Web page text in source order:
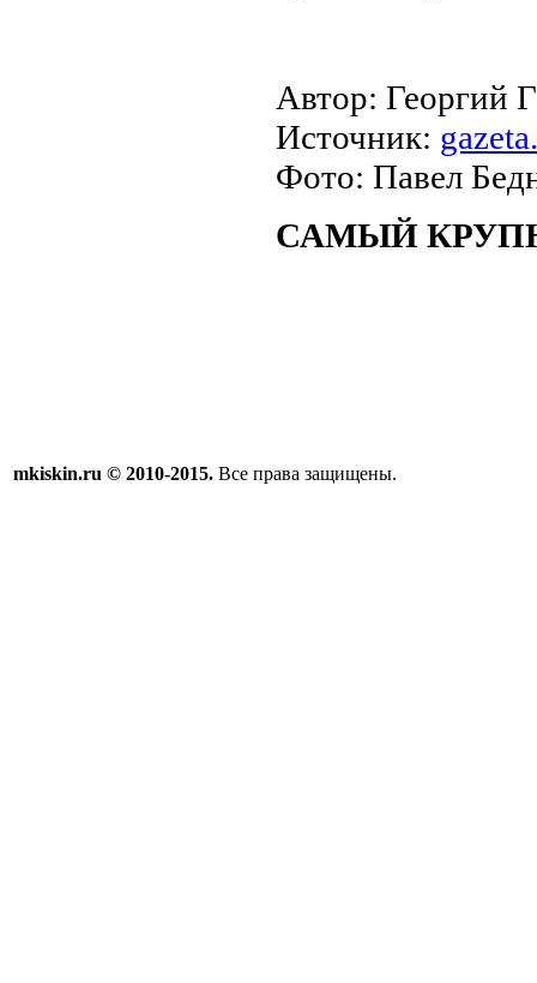
Автор: Георгий
Источник:
Фото: Павел
САМЫЙ
mkiskin.ru © 2010-2015. Все права защищены.